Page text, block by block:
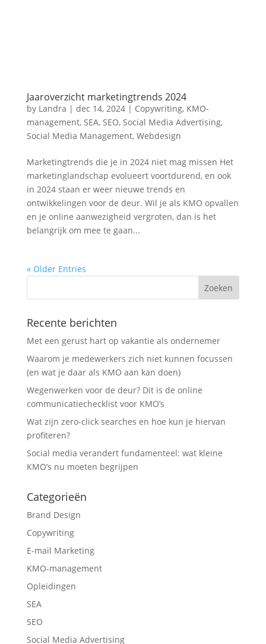
Jaaroverzicht marketingtrends 2024
by Landra | dec 14, 2024| Copywriting, KMO-
management, SEA, SEO, Social Media Advertising,
Social Media Management, Webdesign
Marketingtrends die je in 2024 niet mag missen Het
marketinglandschap evolueert voortdurend, en ook
in 2024 staan er weer nieuwe trends en
ontwikkelingen voor de deur. Wil je als KMO opvallen
en je online aanwezigheid vergroten, dan is het
belangrijk om mee te gaan...
« Older Entries
Recente berichten
Met een gerust hart op vakantie als ondernemer
Waarom je medewerkers zich niet kunnen focussen
(en wat je daar als KMO aan kan doen)
Wegenwerken voor de deur? Dit is de online
communicatiechecklist voor KMO’s
Wat zijn zero-click searches en hoe kun je hiervan
profiteren?
Social media verandert fundamenteel: wat kleine
KMO’s nu moeten begrijpen
Categorieën
Brand Design
Copywriting
E-mail Marketing
KMO-management
Opleidingen
SEA
SEO
Social Media Advertising